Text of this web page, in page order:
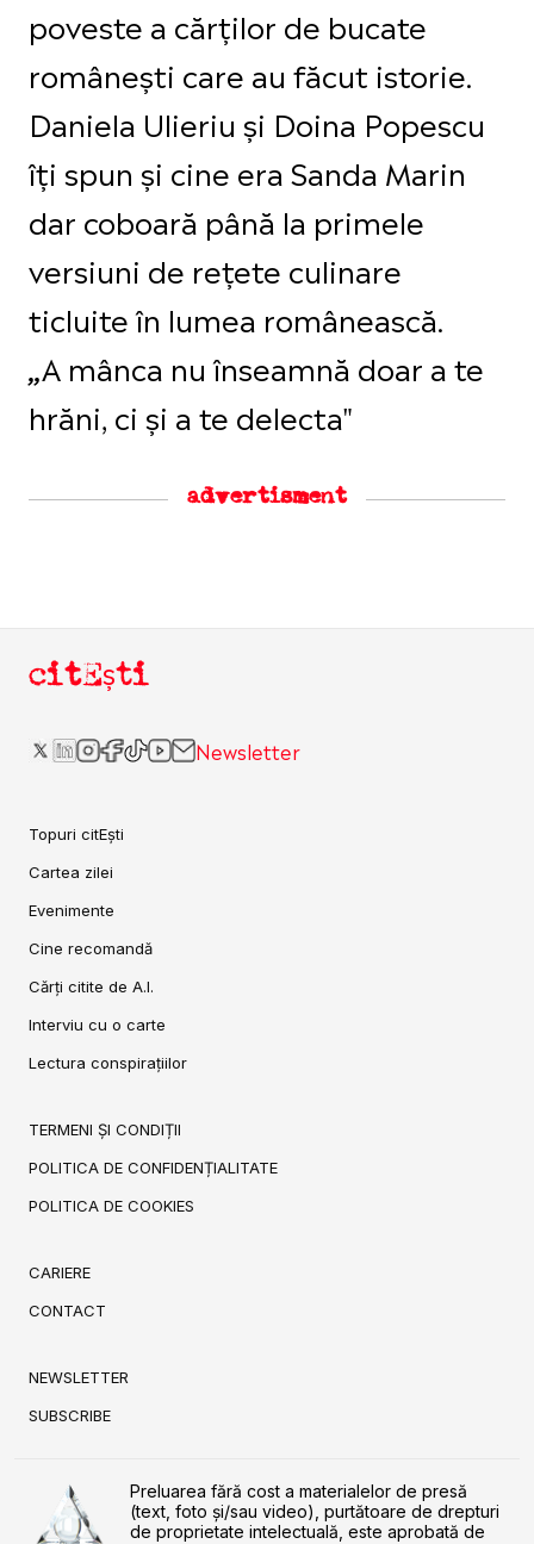
poveste a cărților de bucate
românești care au făcut istorie.
Daniela Ulieriu și Doina Popescu
îți spun și cine era Sanda Marin
dar coboară până la primele
versiuni de rețete culinare
ticluite în lumea românească.
„A mânca nu înseamnă doar a te
hrăni, ci și a te delecta"
advertisment
citEști
Newsletter
Topuri citEști
Cartea zilei
Evenimente
Cine recomandă
Cărți citite de A.I.
Interviu cu o carte
Lectura conspirațiilor
TERMENI ȘI CONDIȚII
POLITICA DE CONFIDENȚIALITATE
POLITICA DE COOKIES
CARIERE
CONTACT
NEWSLETTER
SUBSCRIBE
Preluarea fără cost a materialelor de presă
(text, foto și/sau video), purtătoare de drepturi
de proprietate intelectuală, este aprobată de